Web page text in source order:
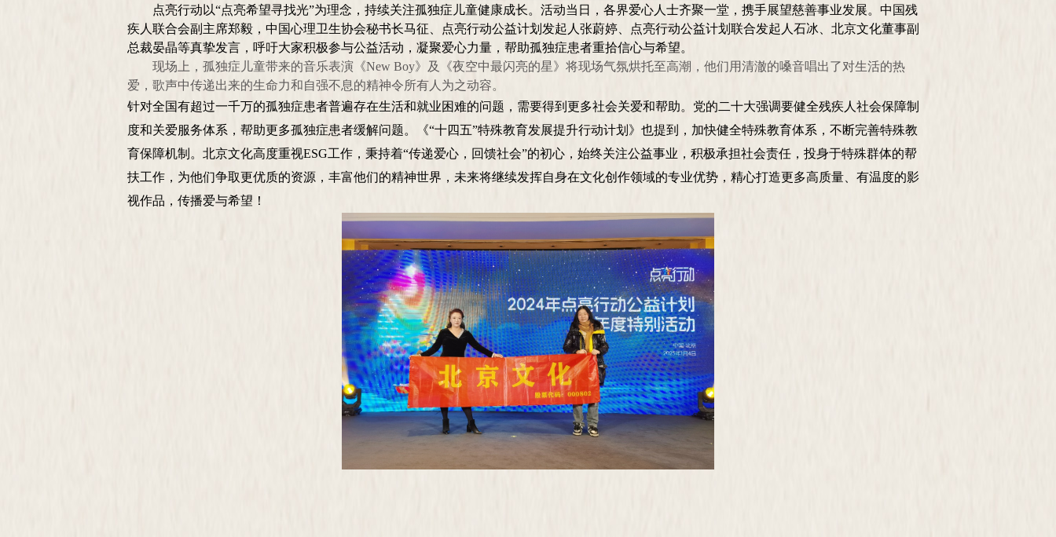
点亮行动以“点亮希望寻找光”为理念，持续关注孤独症儿童健康成长。活动当日，各界爱心人士齐聚一堂，携手展望慈善事业发展。中国残
疾人联合会副主席郑毅，中国心理卫生协会秘书长马征
点亮行动公益计划发起人张蔚婷 、点亮行动公益计划联合发起人石冰、北京文化董事副
总裁晏晶等真挚发言，呼吁大家积极参与公益活动，凝聚爱心力量，帮助孤独症患者重拾信心与希望。
现场上，孤独症儿童带来的音乐表演《New Boy》及《夜空中最闪亮的星》将现场气氛烘托至高潮，他们用清澈的嗓音唱出了对生活的热
爱，歌声中传递出来的生命力和自强不息的精神令所有人为之动容。
针对全国有超过一千万的孤独症患者普遍存在生活和就业困难的问题，需要得到更多社会关爱和帮助。 党的二十大强调要健全残疾人社会保障制
度和关爱服务体系 ，帮助更多孤独症患者缓解问题。 《“十四五”特殊教育发展提升行动计划》也提到， 加快健全特殊教育体系 ，不断完善特殊教
育保障机制 。北京文化高度重视ESG工作，秉持着“传递爱心，回馈社会”的初心，始终关注公益事业，积极承担社会责任，投身于特殊群体的帮
扶工作，为他们争取更优质的资源，丰富他们的精神世界，未来将继续发挥自身在文化创作领域的专业优势，精心打造更多高质量、有温度的影
视作品，传播爱与希望 ！